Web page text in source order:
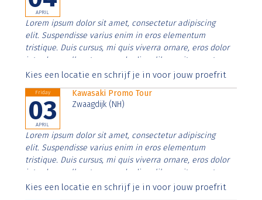
APRIL
Lorem ipsum dolor sit amet, consectetur adipiscing
elit. Suspendisse varius enim in eros elementum
tristique. Duis cursus, mi quis viverra ornare, eros dolor
interdum nulla, ut commodo diam libero vitae erat.
Aenean faucibus nibh et justo cursus id rutrum lorem
Kies een locatie en schrijf je in voor jouw proefrit
Friday
03
APRIL
Kawasaki Promo Tour
Zwaagdijk (NH)
Lorem ipsum dolor sit amet, consectetur adipiscing
elit. Suspendisse varius enim in eros elementum
tristique. Duis cursus, mi quis viverra ornare, eros dolor
interdum nulla, ut commodo diam libero vitae erat.
Aenean faucibus nibh et justo cursus id rutrum lorem
Kies een locatie en schrijf je in voor jouw proefrit